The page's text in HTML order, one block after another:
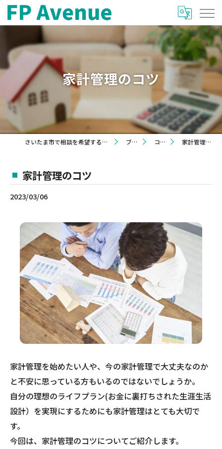
家計管理のコツ
さいたま市で相談を希望するならFP Avenue ブログ コラム 家計管理のコツ
家計管理のコツ
2023/03/06
家計管理を始めたい人や、今の家計管理で大丈夫なのか
と不安に思っている方もいるのではないでしょうか。
自分の理想のライフプラン(お金に裏打ちされた生涯生活
設計）を実現にするためにも家計管理はとても大切で
す。
今回は、家計管理のコツについてご紹介します。